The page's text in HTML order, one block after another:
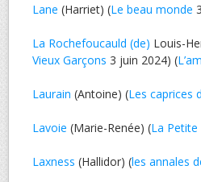
Lane (Harriet) (Le beau monde
La Rochefoucauld (de) Louis-
Vieux Garçons 3 juin 2024) (
Laurain (Antoine) (Les caprices
Lavoie (Marie-Renée) (La Petite
Laxness (Hallidor) (les annales